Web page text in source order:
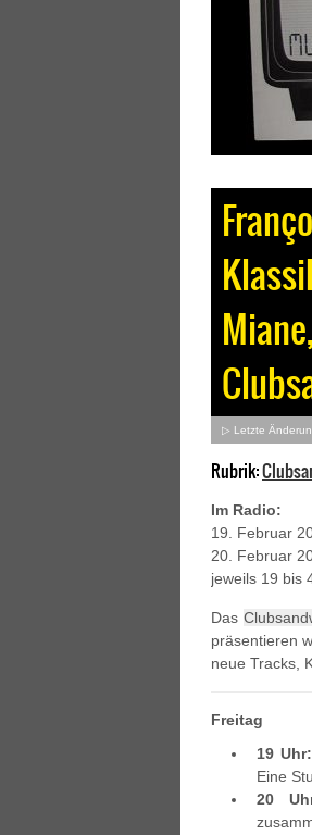
▷ Letzte
Rubrik:
Im Radio:
19. Februar
20. Februar
jeweils 19 bis
Das
präsentieren
neue Tracks,
Freitag
19 Uhr:
Eine
20